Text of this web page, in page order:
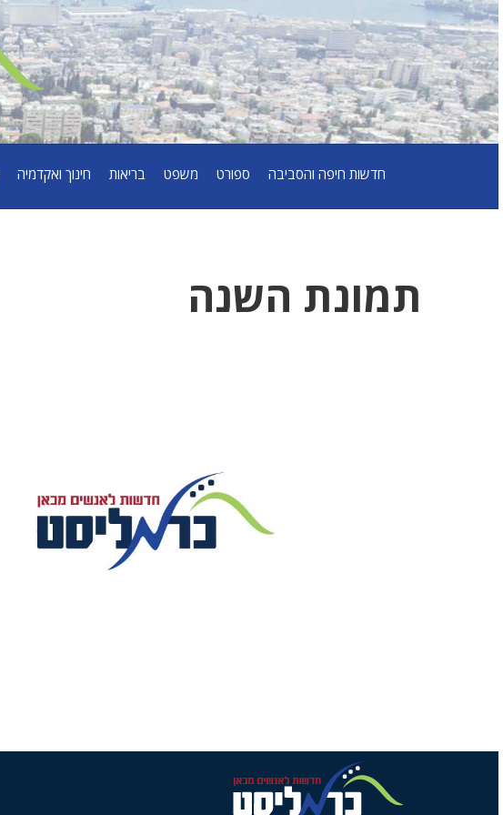
חדשות חיפה והסביבה ספורט משפט בריאות חינוך ואקדמיה
תמונת השנה